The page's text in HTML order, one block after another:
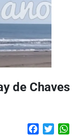
de Chaves
Facebook